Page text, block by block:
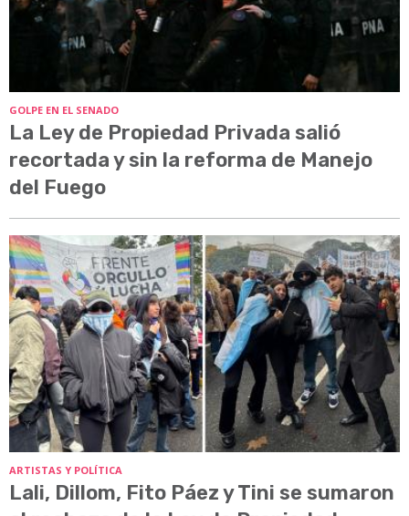
GOLPE EN EL SENADO
La Ley de Propiedad Privada salió
recortada y sin la reforma de Manejo
del Fuego
ARTISTAS Y POLÍTICA
Lali, Dillom, Fito Páez y Tini se sumaron